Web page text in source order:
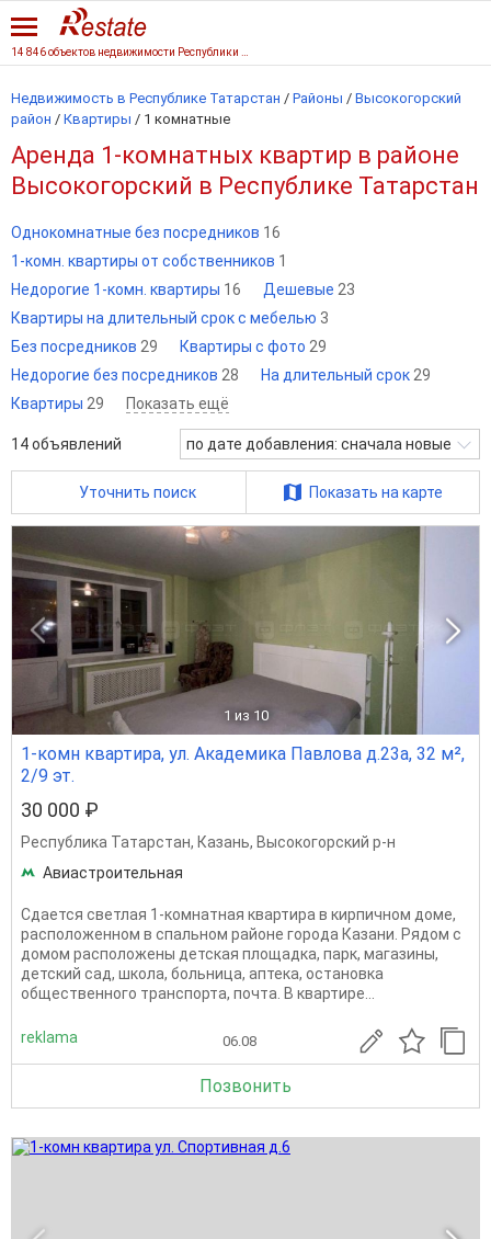
Недвижимость в Республике Татарстан / Районы / Высокогорский
район / Квартиры / 1 комнатные
Аренда 1-комнатных квартир в районе
Высокогорский в Республике Татарстан
Однокомнатные без посредников 16
1-комн. квартиры от собственников 1
Недорогие 1-комн. квартиры 16 Дешевые 23
Квартиры на длительный срок с мебелью 3
Без посредников 29 Квартиры с фото 29
Недорогие без посредников 28 На длительный срок 29
Квартиры 29 Показать ещё
14объявлений по дате добавления: сначала новые
Уточнить поиск Показать на карте
1 из 10
1-комн квартира, ул. Академика Павлова д.23а, 32 м²,
2/9 эт.
30 000 ₽
Республика Татарстан, Казань, Высокогорский р-н
Авиастроительная
Сдается светлая 1-комнатная квартира в кирпичном доме,
расположенном в спальном районе города Казани. Рядом с
домом расположены детская площадка, парк, магазины,
детский сад, школа, больница, аптека, остановка
общественного транспорта, почта. В квартире...
reklama 06.08
Позвонить